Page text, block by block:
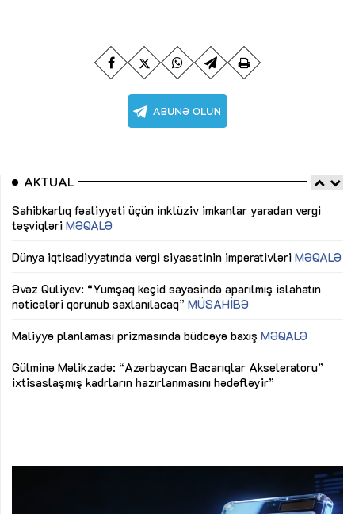
AKTUAL
Sahibkarlıq fəaliyyəti üçün inklüziv imkanlar yaradan vergi
təşviqləri MƏQALƏ
Dünya iqtisadiyyatında vergi siyasətinin imperativləri MƏQALƏ
Əvəz Quliyev: “Yumşaq keçid sayəsində aparılmış islahatın
nəticələri qorunub saxlanılacaq” MÜSAHİBƏ
Maliyyə planlaması prizmasında büdcəyə baxış MƏQALƏ
Gülminə Məlikzadə: “Azərbaycan Bacarıqlar Akseleratoru”
ixtisaslaşmış kadrların hazırlanmasını hədəfləyir”